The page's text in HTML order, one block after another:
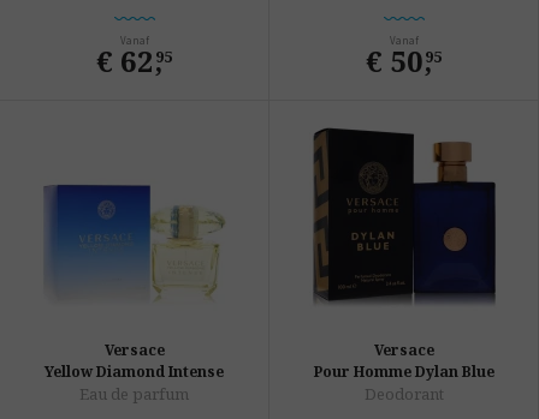
Vanaf
€ 62,
95
Vanaf
€ 50,
95
Versace
Yellow Diamond Intense
Eau de parfum
Versace
Pour Homme Dylan Blue
Deodorant